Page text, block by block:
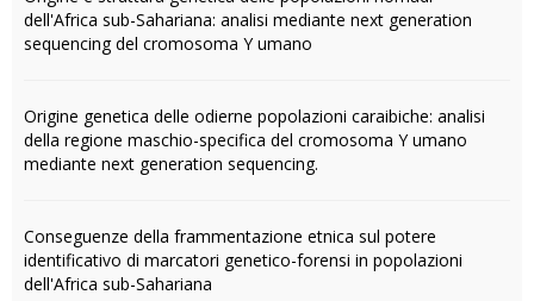
dell'Africa sub-Sahariana: analisi mediante next generation
sequencing del cromosoma Y umano
Origine genetica delle odierne popolazioni caraibiche: analisi
della regione maschio-specifica del cromosoma Y umano
mediante next generation sequencing.
Conseguenze della frammentazione etnica sul potere
identificativo di marcatori genetico-forensi in popolazioni
dell'Africa sub-Sahariana